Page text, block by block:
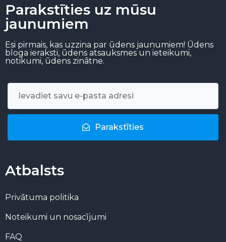
Parakstīties uz mūsu
jaunumiem
Esi pirmais, kas uzzina par ūdens jaunumiem! Ūdens
bloga ieraksti, ūdens atsauksmes un ieteikumi,
notikumi, ūdens zinātne.
Parakstīties
Atbalsts
Privātuma politika
Noteikumi un nosacījumi
FAQ